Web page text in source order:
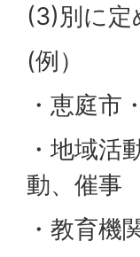
(3)別に定
(例）
・恵庭市
・地域活
動、催事
・教育機